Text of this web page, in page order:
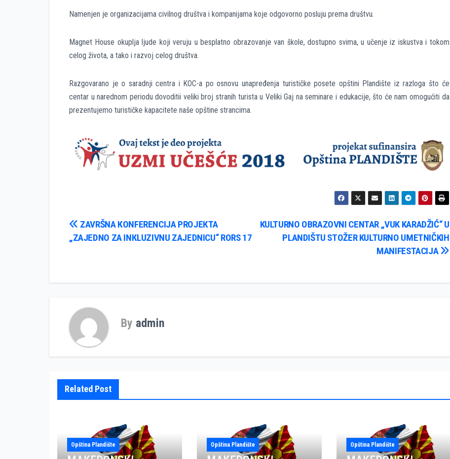
Namenjen je organizacijama civilnog društva i kompanijama koje odgovorno posluju prema društvu.
Magnet House okuplja ljude koji veruju u besplatno obrazovanje van škole, dostupno svima, u učenje iz iskustva i tokom
celog života, a tako i razvoj celog društva.
Razgovarano je o saradnji centra i KOC-a po osnovu unapređenja turističke posete opštini Plandište iz razloga što će
centar u narednom periodu dovoditii veliki broj stranih turista u Veliki Gaj na seminare i edukacije, što će nam omogućiti da
prezentujemo turističke kapacitete naše opštine strancima.
Кретање
чланка
KULTURNO OBRAZOVNI CENTAR „VUK KARADŽIĆ“ U
PLANDIŠTU STOŽER KULTURNO UMETNIČKIH
MANIFESTACIJA
ZAVRŠNA КONFERENCIJA PROJEКTA
„ZAJEDNO ZA INКLUZIVNU ZAJEDNICU“ RORS 17
By admin
Related Post
Opština Plandište Opština Plandište Opština Plandište